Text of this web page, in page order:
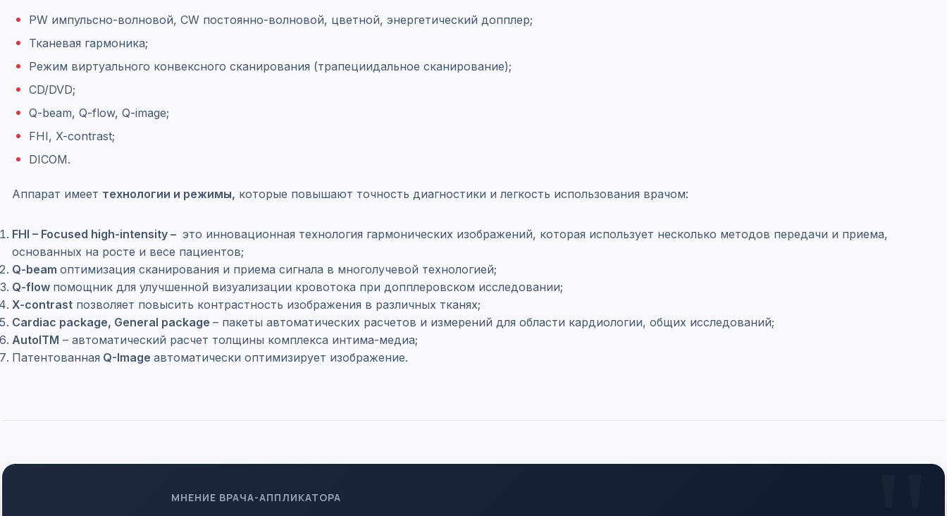
PW импульсно-волновой, CW постоянно-волновой, цветной, энергетический допплер;
Тканевая гармоника;
Режим виртуального конвексного сканирования (трапециидальное сканирование);
CD/DVD;
Q-beam, Q-flow, Q-image;
FHI, X-contrast;
DICOM.
Аппарат имеет технологии и режимы, которые повышают точность диагностики и легкость использования врачом:
FHI – Focused high-intensity – это инновационная технология гармонических изображений, которая использует несколько методов передачи и приема,
основанных на росте и весе пациентов;
Q-beam оптимизация сканирования и приема сигнала в многолучевой технологией;
Q-flow помощник для улучшенной визуализации кровотока при допплеровском исследовании;
X-contrast позволяет повысить контрастность изображения в различных тканях;
Cardiac package, General package – пакеты автоматических расчетов и измерений для области кардиологии, общих исследований;
AutoITM – автоматический расчет толщины комплекса интима-медиа;
Патентованная Q-Image автоматически оптимизирует изображение.
МНЕНИЕ ВРАЧА-АППЛИКАТОРА